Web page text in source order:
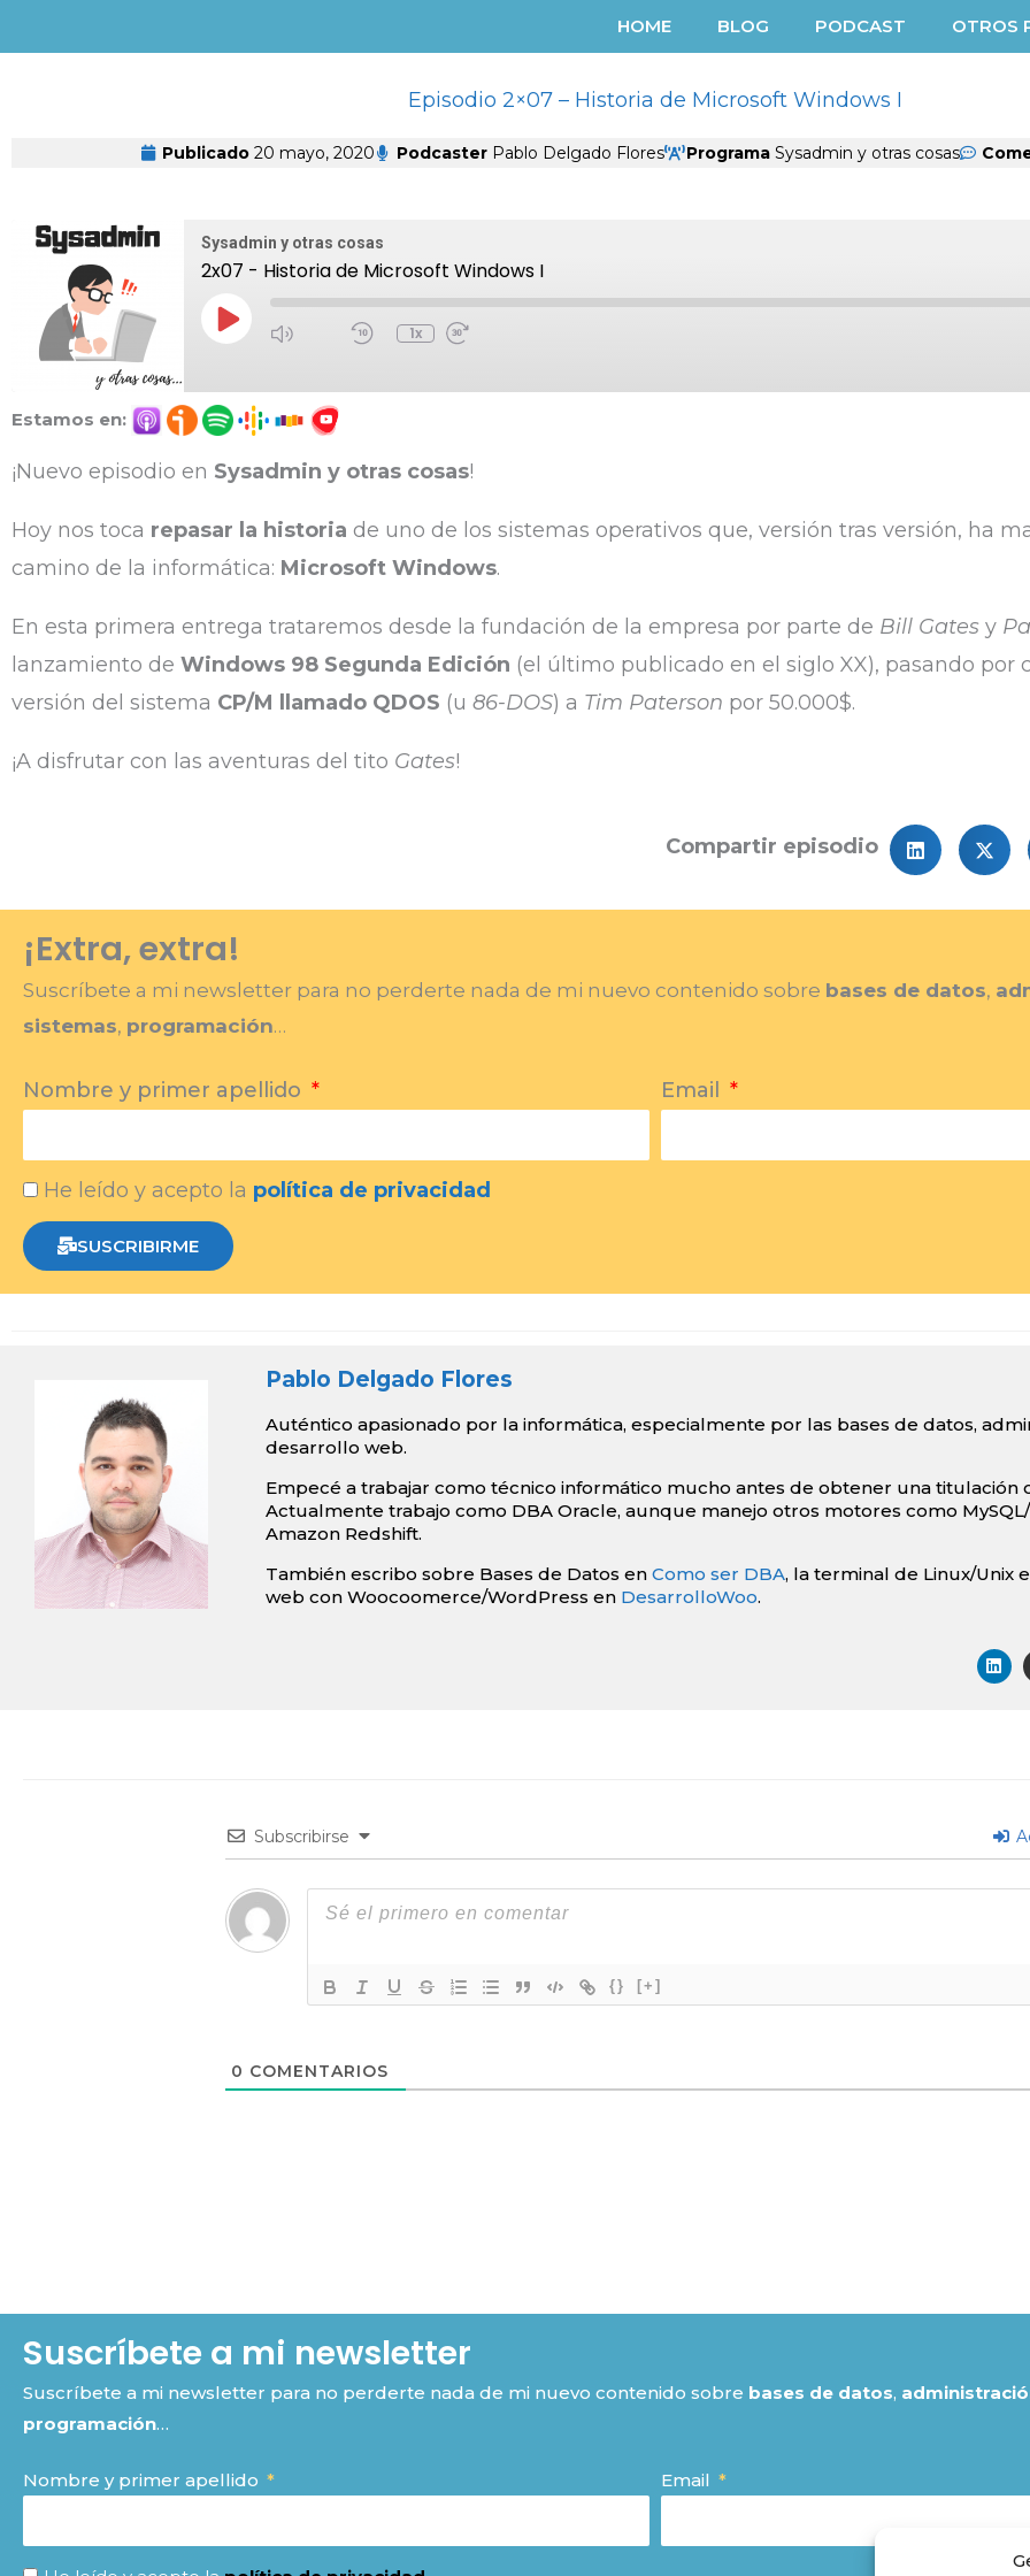
al
HOME BLOG PODCAST OTROS
Episodio 2×07 – Historia de Microsoft Windows I
Publicado 20 mayo, 2020 Podcaster Pablo Delgado Flores Programa Sysadmin y otras cosas
Sysadmin y otras cosas
2x07 - Historia de Microsoft Windows I
Reproducir
Episodio
Episode
Segundos
1x
30
Seconds
Estamos en:
¡Nuevo episodio en Sysadmin y otras cosas!
Hoy nos toca repasar la historia de uno de los sistemas operativos que, versión tras versión, ha
camino de la informática: Microsoft Windows.
En esta primera entrega trataremos desde la fundación de la empresa por parte de Bill Gates y
lanzamiento de Windows 98 Segunda Edición (el último publicado en el siglo XX), pasando por
versión del sistema CP/M llamado QDOS (u 86-DOS) a Tim Paterson por 50.000$.
¡A disfrutar con las aventuras del tito Gates!
Compartir episodio
¡Extra, extra!
Suscríbete a mi newsletter para no perderte nada de mi nuevo contenido sobre bases de datos,
sistemas, programación…
Nombre y primer apellido Email
He leído y acepto la política de privacidad
SUSCRIBIRME
Pablo Delgado Flores
Auténtico apasionado por la informática, especialmente por las bases de datos,
desarrollo web.
Empecé a trabajar como técnico informático mucho antes de obtener una titulación
Actualmente trabajo como DBA Oracle, aunque manejo otros motores como
Amazon Redshift.
También escribo sobre Bases de Datos en Como ser DBA, la terminal de Linux/Unix
web con Woocoomerce/WordPress en DesarrolloWoo.
L
i
n
Subscribirse
{} [+]
0 COMENTARIOS
Suscríbete a mi newsletter
Suscríbete a mi newsletter para no perderte nada de mi nuevo contenido sobre bases de datos,
programación…
Nombre y primer apellido Email